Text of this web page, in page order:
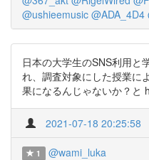
@ushieemusic @ADA_4D4
日本の大学生のSNS利用と
れ、調査対象にした授業に
果になるんじゃないか？と
2021-07-18 20:25:58
1 @wami_luka